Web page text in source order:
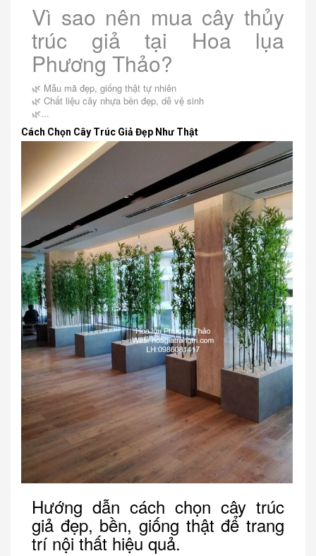
Vì sao nên mua cây thủy
trúc giả tại Hoa lụa
Phương Thảo?
🌿 Mẫu mã đẹp, giống thật tự nhiên
🌿 Chất liệu cây nhựa bền đẹp, dễ vệ sinh
🌿...
Cách Chọn Cây Trúc Giả Đẹp Như Thật
Hướng dẫn cách chọn cây trúc
giả đẹp, bền, giống thật để trang
trí nội thất hiệu quả.